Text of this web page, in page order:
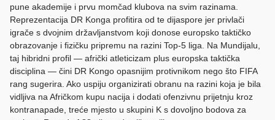
pune akademije i prvu momčad klubova na svim razinama.
Reprezentacija DR Konga profitira od te dijaspore jer privlači
igrače s dvojnim državljanstvom koji donose europsko taktičko
obrazovanje i fizičku pripremu na razini Top-5 liga. Na Mundijalu,
taj hibridni profil — afrički atleticizam plus europska taktička
disciplina — čini DR Kongo opasnijim protivnikom nego što FIFA
rang sugerira. Ako uspiju organizirati obranu na razini koja je bila
vidljiva na Afričkom kupu nacija i dodati ofenzivnu prijetnju kroz
kontranapade, treće mjesto u skupini K s dovoljno bodova za